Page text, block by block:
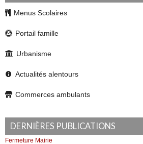
Menus Scolaires
Portail famille
Urbanisme
Actualités alentours
Commerces ambulants
DERNIÈRES PUBLICATIONS
Fermeture Mairie